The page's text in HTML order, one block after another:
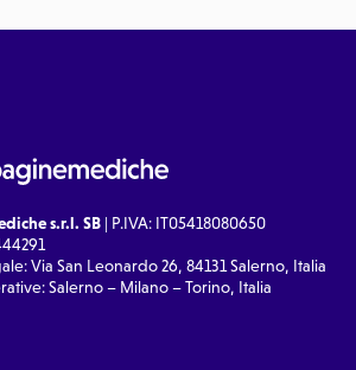
s.r.l. SB | P.IVA: IT05418080650
Via San Leonardo 26, 84131 Salerno, Italia
Salerno – Milano – Torino, Italia